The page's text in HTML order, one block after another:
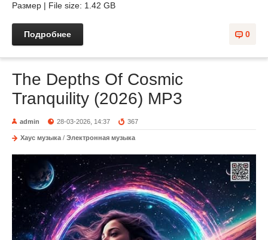
Размер | File size: 1.42 GB
0
Подробнее
The Depths Of Cosmic
Tranquility (2026) MP3
admin 28-03-2026, 14:37 367
Хаус музыка / Электронная музыка